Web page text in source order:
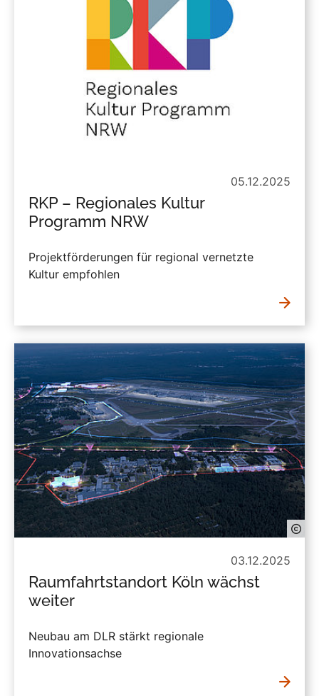
05.12.2025
RKP – Regionales Kultur
Programm NRW
Projektförderungen für regional vernetzte
Kultur empfohlen
03.12.2025
Raumfahrtstandort Köln wächst
weiter
Neubau am DLR stärkt regionale
Innovationsachse